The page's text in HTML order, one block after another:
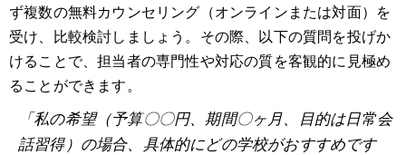
ず複数の無料カウンセリング（オンラインまたは対面）を
受け、比較検討しましょう。その際、以下の質問を投げか
けることで、担当者の専門性や対応の質を客観的に見極め
ることができます。
「私の希望（予算〇〇円、期間〇ヶ月、目的は日常会
話習得）の場合、具体的にどの学校がおすすめです